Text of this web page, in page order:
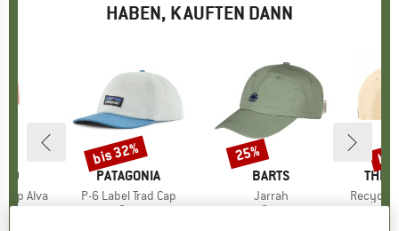
HABEN, KAUFTEN DANN
Alva
MARKE
PATAGONIA
Artikel
P-6 Label Trad Cap
Produktgruppe
Cap
Rabatt
bis 32%
MARKE
BARTS
Artikel
Jarrah
Produktgruppe
Cap
Rabatt
25%
THE
Artikel